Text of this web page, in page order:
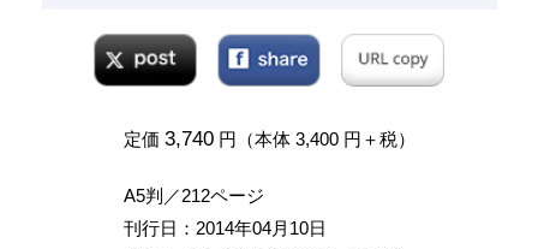
定価 3,740円（本体 3,400 円＋税）
A5判／212ページ
刊行日：2014年04月10日